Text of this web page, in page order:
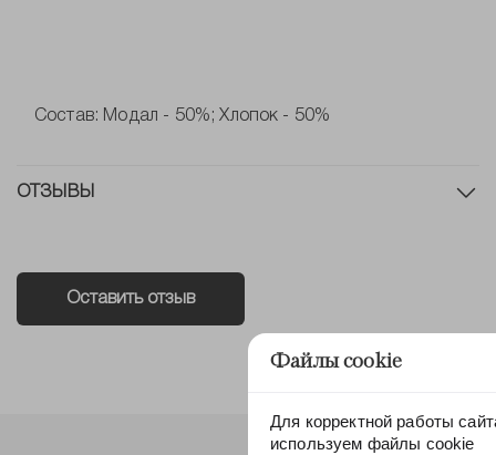
Состав: Модал - 50%; Хлопок - 50%
ОТЗЫВЫ
Оставить отзыв
Файлы cookie
Для корректной работы
используем файлы cookie